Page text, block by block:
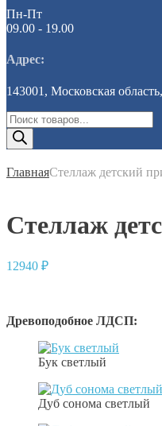
Пн-Пт
09.00 - 19.00
Адрес:
143001, Московская
Поиск
товаров
ГлавнаяСтеллаж детский
Стеллаж
12940 ₽
Древоподобное ЛДСП:
Бук светлый
Дуб сонома светлый